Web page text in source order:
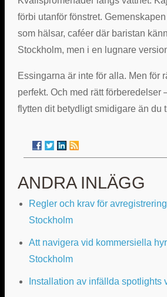
förbi utanför fönstret.
som hälsar, caféer där baristan
Stockholm, men i en lugnare
Essingarna är inte för alla. Men för
perfekt. Och med rätt förberedelser
flytten dit betydligt smidigare än du
ANDRA INLÄGG
Regler och krav för
Stockholm
Att navigera vid kommersiella
Stockholm
Installation av infällda spotlights